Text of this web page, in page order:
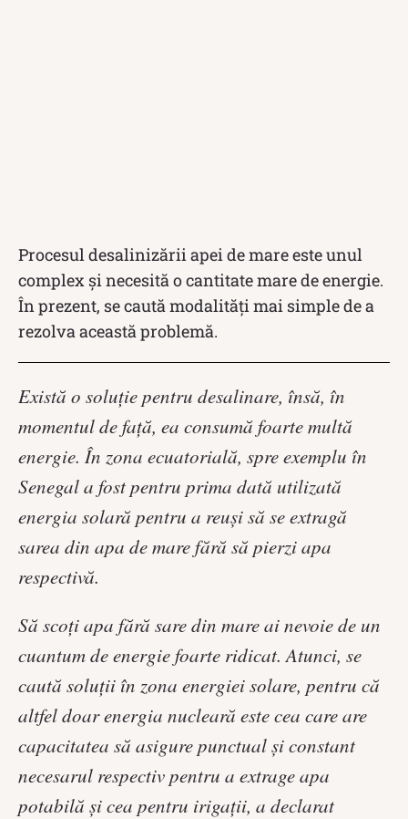
Procesul desalinizării apei de mare este unul
complex și necesită o cantitate mare de energie.
În prezent, se caută modalități mai simple de a
rezolva această problemă.
Există o soluție pentru desalinare, însă, în
momentul de față, ea consumă foarte multă
energie. În zona ecuatorială, spre exemplu în
Senegal a fost pentru prima dată utilizată
energia solară pentru a reuși să se extragă
sarea din apa de mare fără să pierzi apa
respectivă.
Să scoți apa fără sare din mare ai nevoie de un
cuantum de energie foarte ridicat. Atunci, se
caută soluții în zona energiei solare, pentru că
altfel doar energia nucleară este cea care are
capacitatea să asigure punctual și constant
necesarul respectiv pentru a extrage apa
potabilă și cea pentru irigații, a declarat